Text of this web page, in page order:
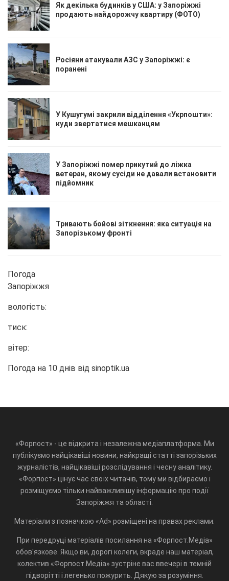
Як декілька будинків у США: у Запоріжжі
продають найдорожчу квартиру (ФОТО)
Росіяни атакували АЗС у Запоріжжі: є
поранені
У Кушугумі закрили відділення «Укрпошти»:
куди звертатися мешканцям
У Запоріжжі помер прикутий до ліжка
ветеран, якому сусіди не давали встановити
підйомник
Тривають бойові зіткнення: яка ситуація на
Запорізькому фронті
Погода
Запоріжжя
вологість:
тиск:
вітер:
Погода на 10 днів від sinoptik.ua
«Форпост» - це відкрита і незалежна медіаплатформа. Ми
публікуємо найцікавіші новини, найкращі статті запорізьких
журналістів, найцікавіші розслідування і чесну аналітику.
«Форпост» цінує час своїх читачів, тому ми відбираємо і
розміщуємо тільки найважливішу інформацію про події
Запоріжжя та області.
Матеріали з позначкою «Ad» розміщені на правах реклами.
При передруці матеріалів посилання на «Форпост.Медіа»
обов'язкове. Якщо ви, дорогі колеги, вкраде наш матеріал,
колектив «Форпост.Медіа» зустріне вас ввечері в темній
підворітті і легенько пожурить. Дякую за розуміння.